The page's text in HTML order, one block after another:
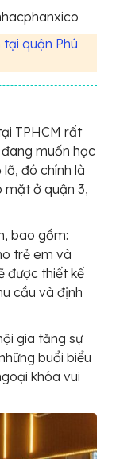
quận Phú
TPHCM rất
muốn học
đó chính là
mặt ở quận 3,
bao gồm:
trẻ em và
được thiết kế
cầu và định
gia tăng sự
buổi biểu
khóa vui